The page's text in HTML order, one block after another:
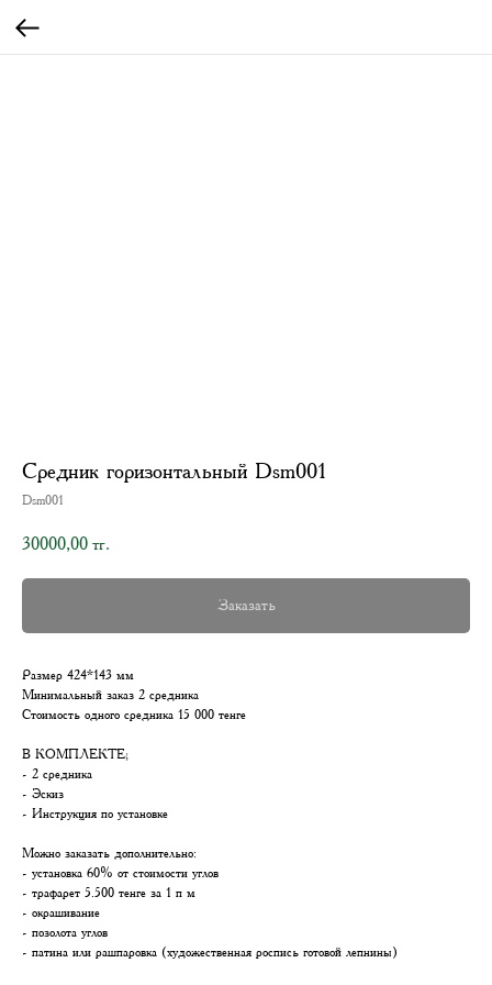
Средник горизонтальный Dsm001
Dsm001
30000,00 тг.
Заказать
Размер 424*143 мм
Минимальный заказ 2 средника
Стоимость одного средника 15 000 тенге
В КОМПЛЕКТЕ;
- 2 средника
- Эскиз
- Инструкция по установке
Можно заказать дополнительно:
- установка 60% от стоимости углов
- трафарет 5.500 тенге за 1 п м
- окрашивание
- позолота углов
- патина или рашпаровка (художественная роспись готовой лепнины)